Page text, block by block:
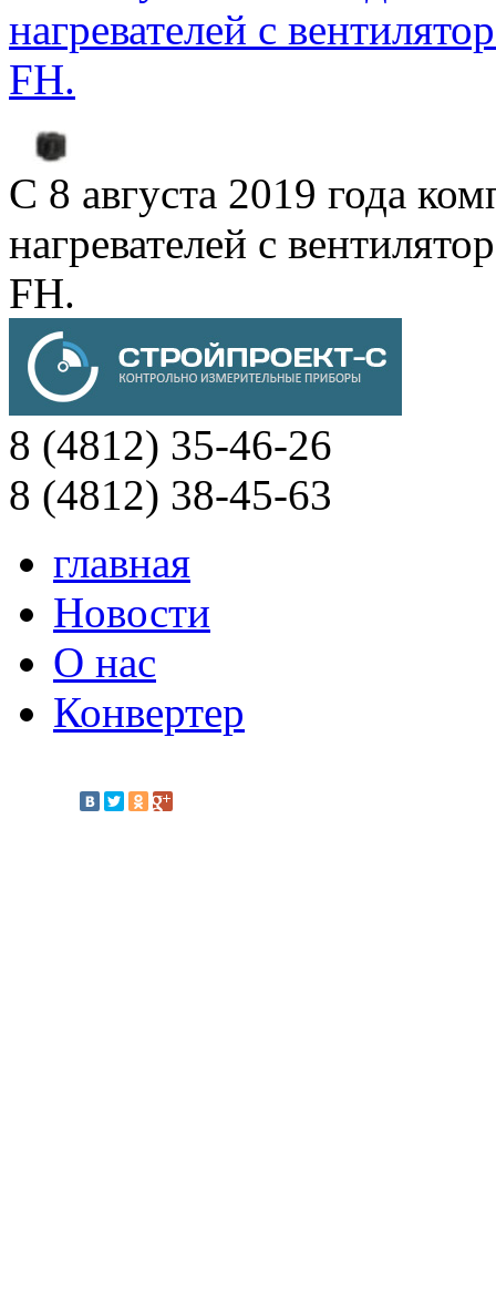
нагревателей с
FH.
С 8 августа 2019 года
нагревателей с
FH.
8 (4812) 35-46-26
8 (4812) 38-45-63
главная
Новости
О нас
Конвертер